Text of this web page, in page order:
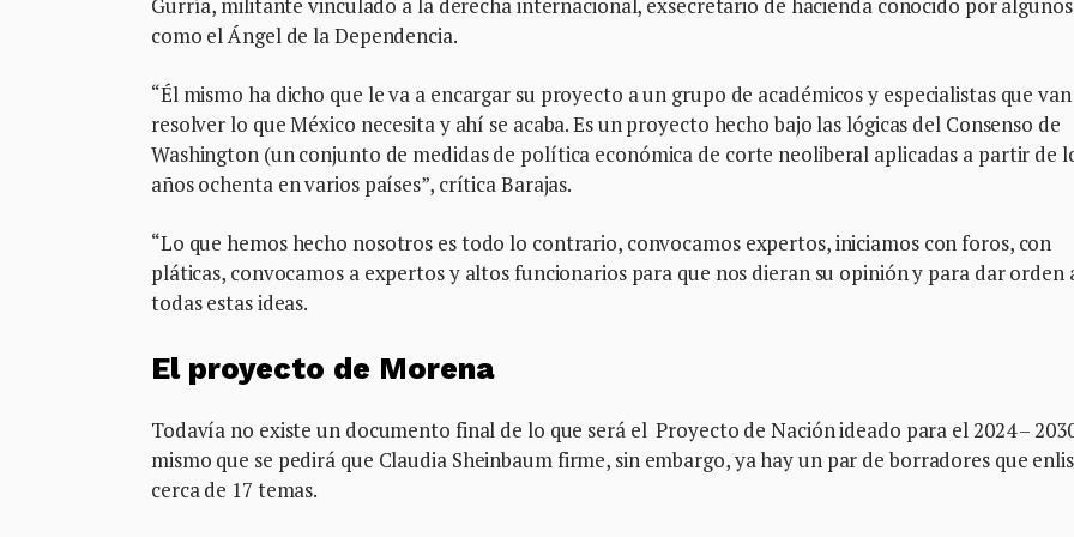
como el Ángel de la Dependencia.
“Él mismo ha dicho que le va a encargar su proyecto a un grupo de académicos y especialistas que
resolver lo que México necesita y ahí se acaba. Es un proyecto hecho bajo las lógicas del Consenso de
Washington (un conjunto de medidas de política económica de corte neoliberal aplicadas a partir de
años ochenta en varios países”, crítica Barajas.
“Lo que hemos hecho nosotros es todo lo contrario, convocamos expertos, iniciamos con foros, con
pláticas, convocamos a expertos y altos funcionarios para que nos dieran su opinión y para dar orden
todas estas ideas.
El proyecto de Morena
Todavía no existe un documento final de lo que será el Proyecto de Nación ideado para el 2024 –
mismo que se pedirá que Claudia Sheinbaum firme, sin embargo, ya hay un par de borradores que
cerca de 17 temas.